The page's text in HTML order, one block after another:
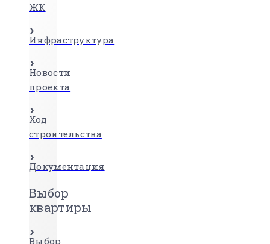
ЖК
Инфраструктура
Новости
проекта
Ход
строительства
Документация
Выбор
квартиры
Выбор